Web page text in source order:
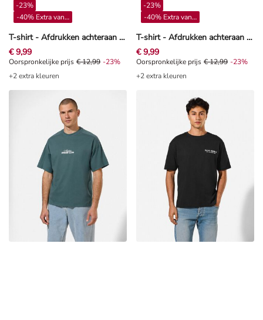
T-shirt - Afdrukken achteraan - Zwart
-23%
-40% Extra vanaf 4**
€ 9,99
Oorspronkelijke prijs € 12,99, Korting -23%
Oorspronkelijke prijs € 12,99 -23%
+2 extra kleuren
T-shirt - Afdrukken achteraan - Beige
-23%
-40% Extra vanaf 4**
€ 9,99
Oorspronkelijke prijs € 12,99,
Oorspronkelijke prijs € 12,99 -23%
+2 extra kleuren